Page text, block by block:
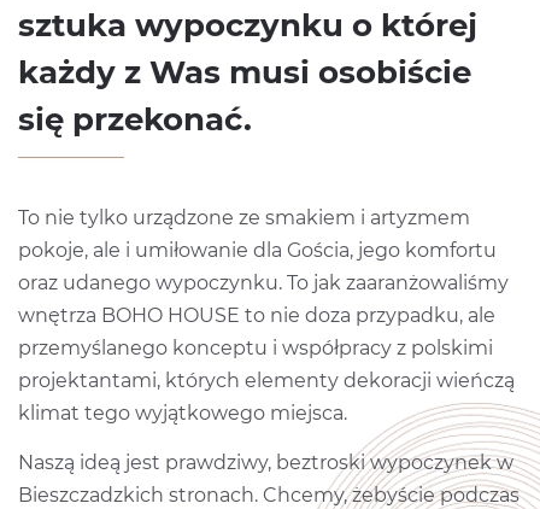
sztuka wypoczynku o której
każdy z Was musi osobiście
się przekonać.
To nie tylko urządzone ze smakiem i artyzmem
pokoje, ale i umiłowanie dla Gościa, jego komfortu
oraz udanego wypoczynku. To jak zaaranżowaliśmy
wnętrza BOHO HOUSE to nie doza przypadku, ale
przemyślanego konceptu i współpracy z polskimi
projektantami, których elementy dekoracji wieńczą
klimat tego wyjątkowego miejsca.
Naszą ideą jest prawdziwy, beztroski wypoczynek w
Bieszczadzkich stronach. Chcemy, żebyście podczas